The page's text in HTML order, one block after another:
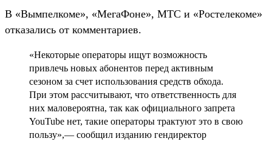
В «Вымпелкоме», «МегаФоне», МТС и «Ростелекоме»
отказались от комментариев.
«Некоторые операторы ищут возможность
привлечь новых абонентов перед активным
сезоном за счет использования средств обхода.
При этом рассчитывают, что ответственность для
них маловероятна, так как официального запрета
YouTube нет, такие операторы трактуют это в свою
пользу»,— сообщил изданию гендиректор